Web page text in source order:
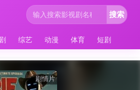
综艺 动漫 体育 短剧
搜索
剧情片